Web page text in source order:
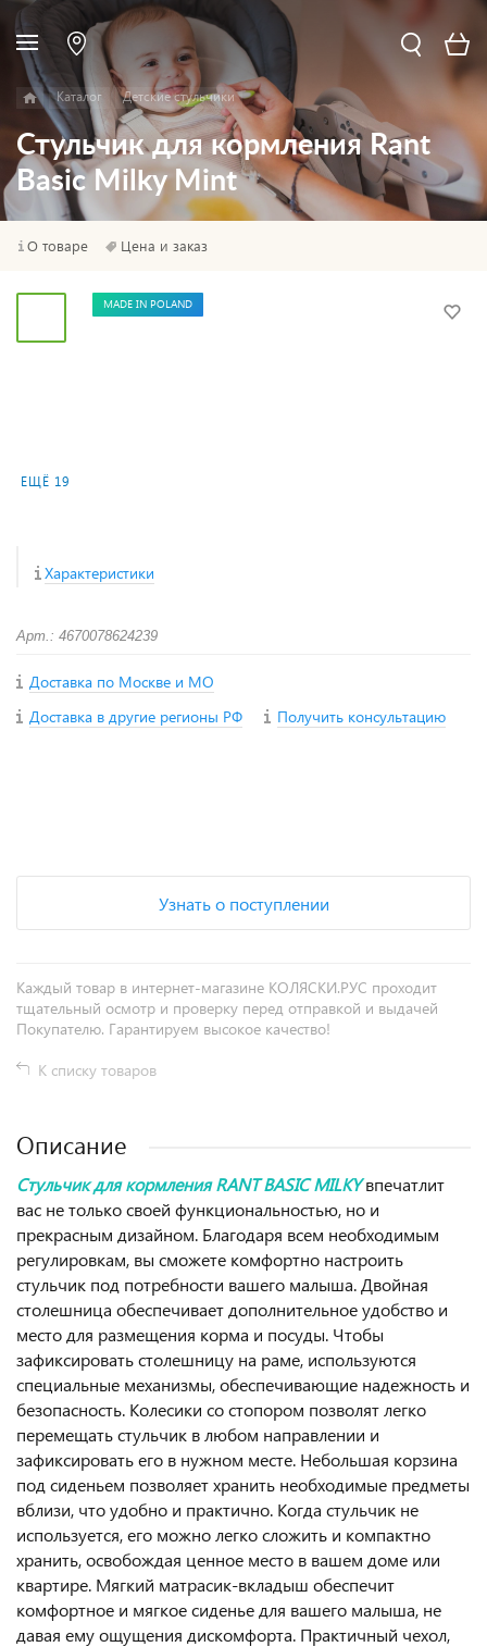
Каталог Детские стульчики
Стульчик для кормления Rant
Basic Milky Mint
О товаре Цена и заказ
ЕЩЁ 19
MADE IN POLAND
Характеристики
Арт.: 4670078624239
Доставка по Москве и МО
Доставка в другие регионы РФ
Получить консультацию
Узнать о поступлении
Каждый товар в интернет-магазине КОЛЯСКИ.РУС проходит
тщательный осмотр и проверку перед отправкой и выдачей
Покупателю. Гарантируем высокое качество!
К списку товаров
Описание
Стульчик для кормления RANT BASIC MILKYвпечатлит
вас не только своей функциональностью, но и
прекрасным дизайном. Благодаря всем необходимым
регулировкам, вы сможете комфортно настроить
стульчик под потребности вашего малыша. Двойная
столешница обеспечивает дополнительное удобство и
место для размещения корма и посуды. Чтобы
зафиксировать столешницу на раме, используются
специальные механизмы, обеспечивающие надежность и
безопасность. Колесики со стопором позволят легко
перемещать стульчик в любом направлении и
зафиксировать его в нужном месте. Небольшая корзина
под сиденьем позволяет хранить необходимые предметы
вблизи, что удобно и практично. Когда стульчик не
используется, его можно легко сложить и компактно
хранить, освобождая ценное место в вашем доме или
квартире. Мягкий матрасик-вкладыш обеспечит
комфортное и мягкое сиденье для вашего малыша, не
давая ему ощущения дискомфорта. Практичный чехол,